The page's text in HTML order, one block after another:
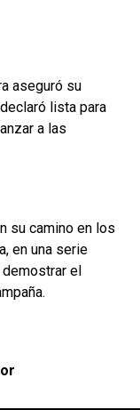
aseguró su
lista para
a las
su camino en los
en una serie
demostrar el